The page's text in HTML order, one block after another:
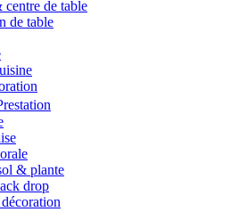
centre de table
de table
& plante
drop